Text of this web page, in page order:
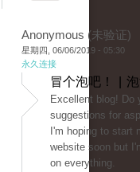
Anonymous (未验证)
星期四, 06/06/2019 - 05:30
永久连接
冒个泡吧！ |
Excellent blog! Do
suggestions for
I'm hoping to start
website soon but
on everything.